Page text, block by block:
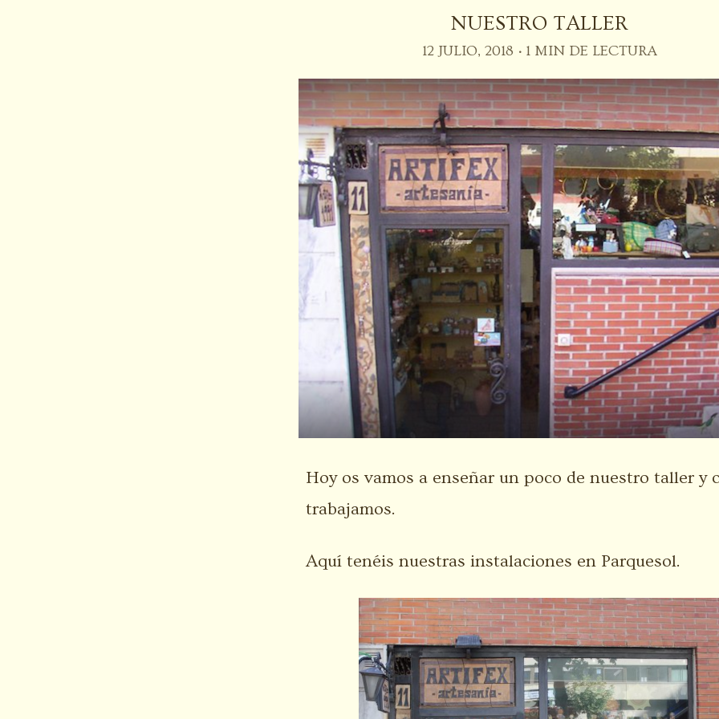
NUESTRO TALLER
12 JULIO, 2018 1 MIN DE LECTURA
Hoy os vamos a enseñar un poco de nuestro taller y
trabajamos.
Aquí tenéis nuestras instalaciones en Parquesol.